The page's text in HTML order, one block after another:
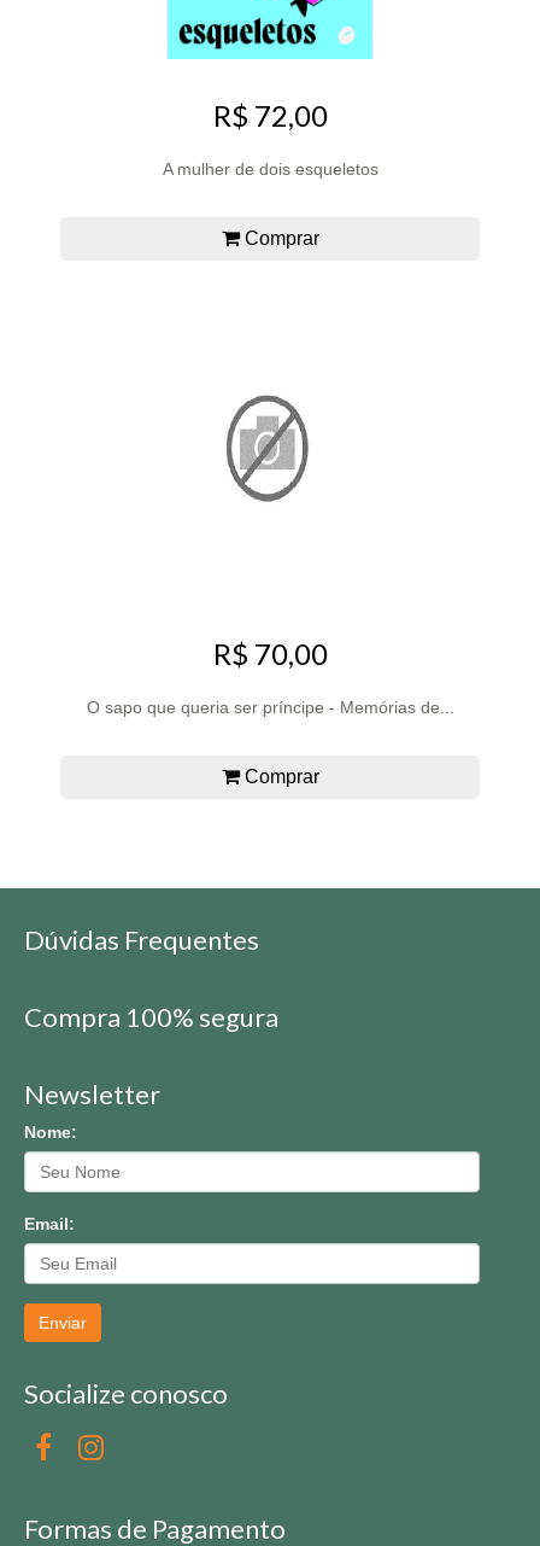
R$ 72,00
A mulher de dois esqueletos
Comprar
R$ 70,00
O sapo que queria ser príncipe - Memórias de...
Comprar
Dúvidas Frequentes
Compra 100% segura
Newsletter
Nome:
Email:
Enviar
Socialize conosco
Formas de Pagamento